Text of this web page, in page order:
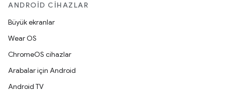
ANDROID CIHAZLAR
Büyük ekranlar
Wear OS
ChromeOS cihazlar
Arabalar için Android
Android TV